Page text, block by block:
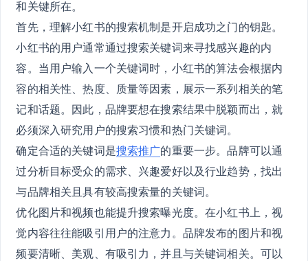
和关键所在。
首先，理解小红书的搜索机制是开启成功之门的钥匙。
小红书的用户通常通过搜索关键词来寻找感兴趣的内
容。当用户输入一个关键词时，小红书的算法会根据内
容的相关性、热度、质量等因素，展示一系列相关的笔
记和话题。因此，品牌要想在搜索结果中脱颖而出，就
必须深入研究用户的搜索习惯和热门关键词。
确定合适的关键词是搜索推广的重要一步。品牌可以通
过分析目标受众的需求、兴趣爱好以及行业趋势，找出
与品牌相关且具有较高搜索量的关键词。
优化图片和视频也能提升搜索曝光度。在小红书上，视
觉内容往往能吸引用户的注意力。品牌发布的图片和视
频要清晰、美观、有吸引力，并且与关键词相关。可以